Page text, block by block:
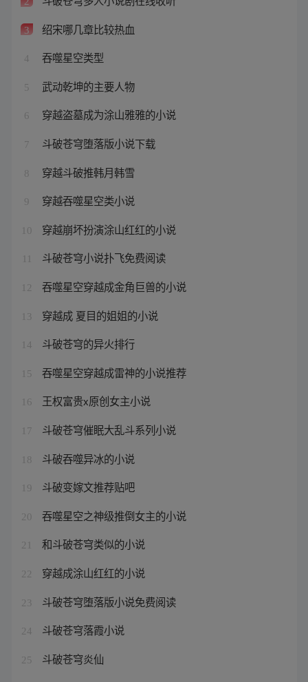
3 绍宋哪几章比较热血
4 吞噬星空类型
5 武动乾坤的主要人物
6 穿越盗墓成为涂山雅雅的小说
7 斗破苍穹堕落版小说下载
8 穿越斗破推韩月韩雪
9 穿越吞噬星空类小说
10 穿越崩坏扮演涂山红红的小说
斗破苍穹小说扑飞免费阅读
12 吞噬星空穿越成金角巨兽的小说
13 穿越成 夏目的姐姐的小说
14 斗破苍穹的异火排行
15 吞噬星空穿越成雷神的小说推荐
16 王权富贵x原创女主小说
17 斗破苍穹催眠大乱斗系列小说
18 斗破吞噬异冰的小说
19 斗破变嫁文推荐贴吧
20 吞噬星空之神级推倒女主的小说
21 和斗破苍穹类似的小说
22 穿越成涂山红红的小说
23 斗破苍穹堕落版小说免费阅读
24 斗破苍穹落霞小说
25
斗破苍穹炎仙